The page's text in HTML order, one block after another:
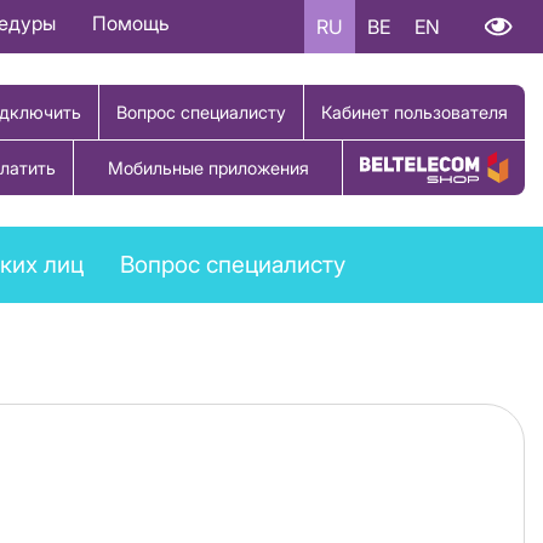
Помощь RU BE EN
Вопрос специалисту Кабинет пользователя
Мобильные приложения Купить товар
лиц Вопрос специалисту